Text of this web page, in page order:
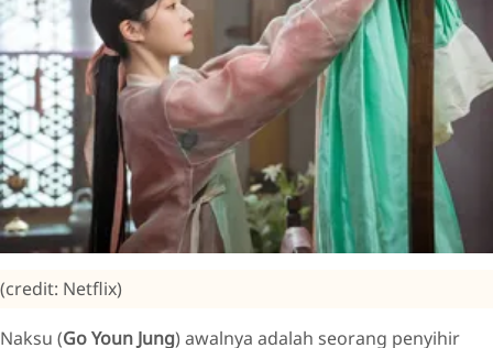
(credit: Netflix)
Naksu (Go Youn Jung) awalnya adalah seorang penyihir